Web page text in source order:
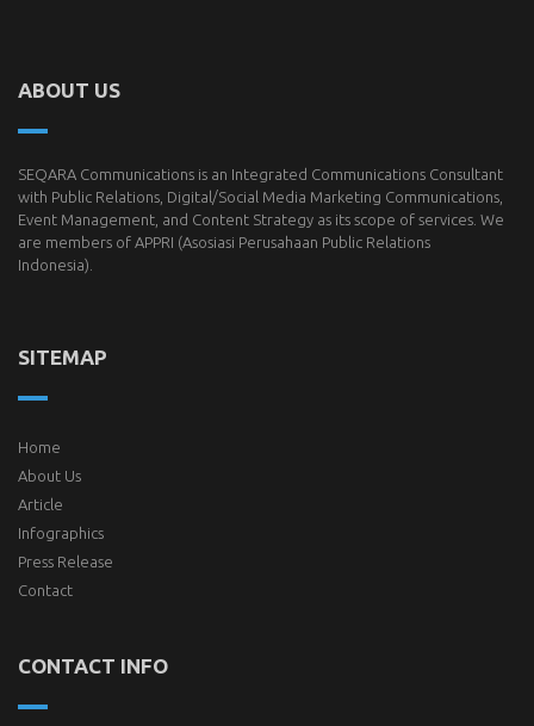
ABOUT US
SEQARA Communications is an Integrated Communications Consultant
with Public Relations, Digital/Social Media Marketing Communications,
Event Management, and Content Strategy as its scope of services. We
are members of APPRI (Asosiasi Perusahaan Public Relations
Indonesia).
SITEMAP
Home
About Us
Article
Infographics
Press Release
Contact
CONTACT INFO